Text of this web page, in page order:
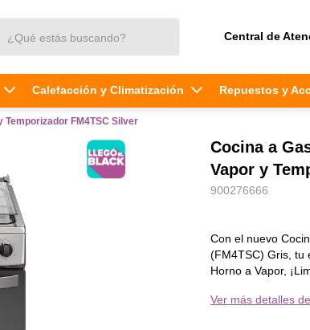
Central de
Calefacción y Climatización Repuestos y
Temporizador FM4TSC Silver
Cocina a
Vapor y
900276666
Con el nuevo
(FM4TSC) Gris, tu
Horno a Vapor,
limpieza se vuelve
Ver más detalles